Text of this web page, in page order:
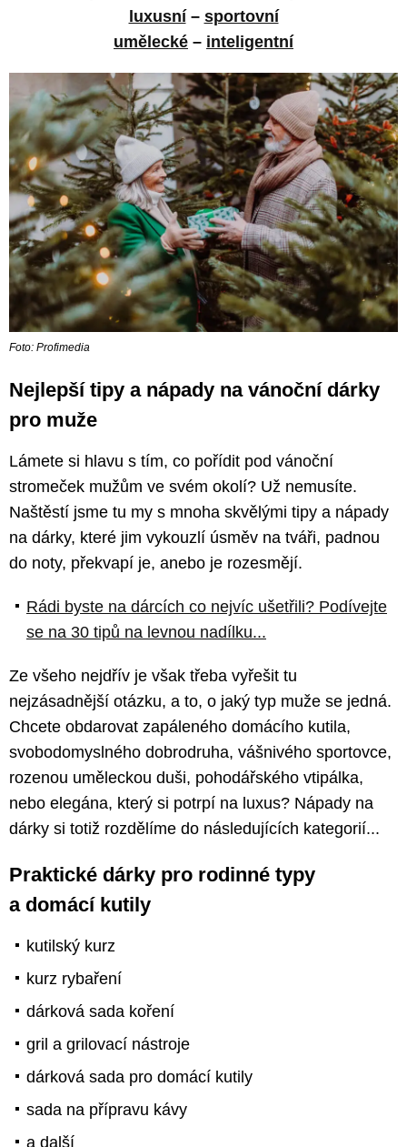
luxusní– sportovní
umělecké – inteligentní
Foto: Profimedia
Nejlepší tipy a nápady na vánoční dárky
pro muže
Lámete si hlavu s tím, co pořídit pod vánoční
stromeček mužům ve svém okolí? Už nemusíte.
Naštěstí jsme tu my s mnoha skvělými tipy a nápady
na dárky, které jim vykouzlí úsměv na tváři, padnou
do noty, překvapí je, anebo je rozesmějí.
Rádi byste na dárcích co nejvíc ušetřili? Podívejte
se na 30 tipů na levnou nadílku...
Ze všeho nejdřív je však třeba vyřešit tu
nejzásadnější otázku, a to, o jaký typ muže se jedná.
Chcete obdarovat zapáleného domácího kutila,
svobodomyslného dobrodruha, vášnivého sportovce,
rozenou uměleckou duši, pohodářského vtipálka,
nebo elegána, který si potrpí na luxus? Nápady na
dárky si totiž rozdělíme do následujících kategorií...
Praktické dárky pro rodinné typy
a domácí kutily
kutilský kurz
kurz rybaření
dárková sada koření
gril a grilovací nástroje
dárková sada pro domácí kutily
sada na přípravu kávy
a další